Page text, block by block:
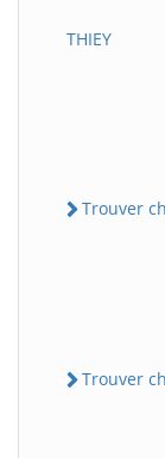
THIEY
Trouver
Trouver